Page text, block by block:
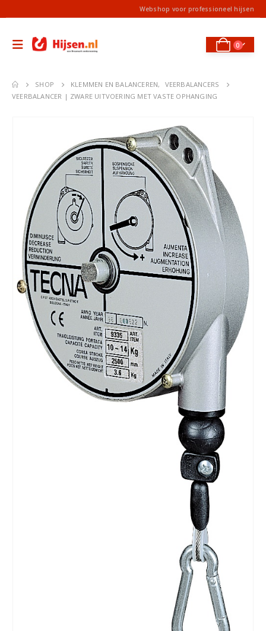
Webshop voor professioneel hijsen
0
SHOP KLEMMEN EN BALANCEREN,
VEERBALANCERS
VEERBALANCER | ZWARE UITVOERING MET VASTE OPHANGING